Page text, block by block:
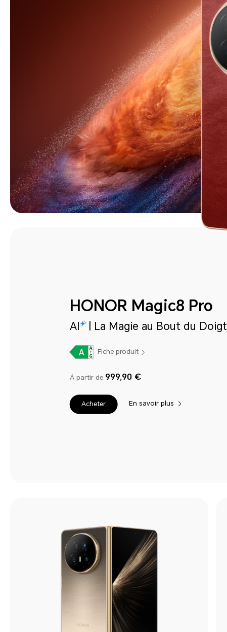
HONOR Magic8 Pro
AI | La Magie au Bout du Doigt
Fiche produit
À partir de 999,90 €
Acheter En savoir plus